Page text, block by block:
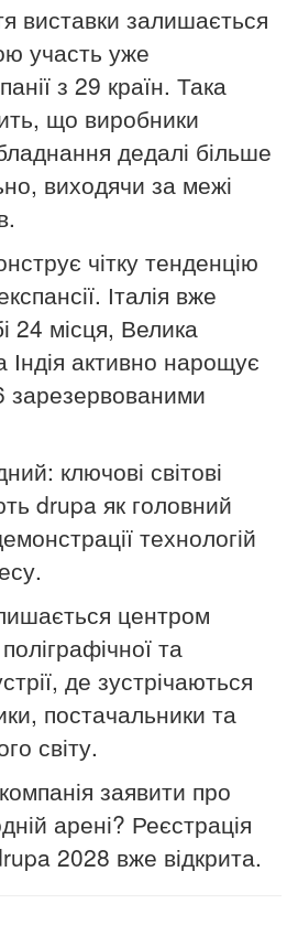
виставки залишається
участь уже
з 29 країн. Така
що виробники
дедалі більше
виходячи за межі
чітку тенденцію
Італія вже
24 місця, Велика
Індія активно нарощує
зарезервованими
ключові світові
drupa як головний
технологій
центром
та
де зустрічаються
постачальники та
світу.
заявити про
арені? Реєстрація
2028 вже відкрита.